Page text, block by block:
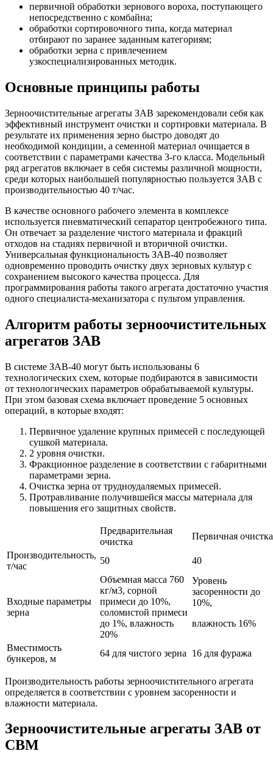
первичной обработки зернового вороха, поступающего
непосредственно с комбайна;
обработки сортировочного типа, когда материал
отбирают по заранее заданным категориям;
обработки зерна с привлечением
узкоспециализированных методик.
Основные принципы работы
Зерноочистительные агрегаты ЗАВ зарекомендовали себя как
эффективный инструмент очистки и сортировки материала. В
результате их применения зерно быстро доводят до
необходимой кондиции, а семенной материал очищается в
соответствии с параметрами качества 3-го класса. Модельный
ряд агрегатов включает в себя системы различной мощности,
среди которых наибольшей популярностью пользуется ЗАВ с
производительностью 40 т/час.
В качестве основного рабочего элемента в комплексе
используется пневматический сепаратор центробежного типа.
Он отвечает за разделение чистого материала и фракций
отходов на стадиях первичной и вторичной очистки.
Универсальная функциональность ЗАВ-40 позволяет
одновременно проводить очистку двух зерновых культур с
сохранением высокого качества процесса. Для
программирования работы такого агрегата достаточно участия
одного специалиста-механизатора с пультом управления.
Алгоритм работы зерноочистительных
агрегатов ЗАВ
В системе ЗАВ-40 могут быть использованы 6
технологических схем, которые подбираются в зависимости
от технологических параметров обрабатываемой культуры.
При этом базовая схема включает проведение 5 основных
операций, в которые входят:
Первичное удаление крупных примесей с последующей
сушкой материала.
2 уровня очистки.
Фракционное разделение в соответствии с габаритными
параметрами зерна.
Очистка зерна от трудноудаляемых примесей.
Протравливание получившейся массы материала для
повышения его защитных свойств.
Предварительная
очистка
Первичная очистка
Производительность,
т/час
50 40
Входные параметры
зерна
Объемная масса 760
кг/м3, сорной
примеси до 10%,
соломистой примеси
до 1%, влажность
20%
Уровень
засоренности до
10%,
влажность 16%
Вместимость
бункеров, м
64 для чистого зерна 16 для фуража
Производительность работы зерноочистительного агрегата
определяется в соответствии с уровнем засоренности и
влажности материала.
Зерноочистительные агрегаты ЗАВ от
СВМ